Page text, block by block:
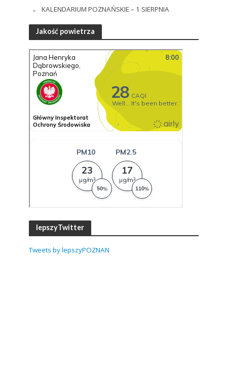
KALENDARIUM POZNAŃSKIE – 1 SIERPNIA
Jakość powietrza
lepszyTwitter
Tweets by lepszyPOZNAN